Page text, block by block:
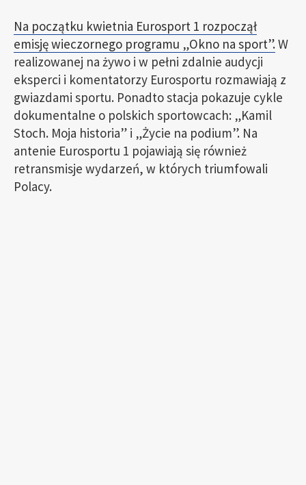
Na początku kwietnia Eurosport 1 rozpoczął
emisję wieczornego programu „Okno na sport”.W
realizowanej na żywo i w pełni zdalnie audycji
eksperci i komentatorzy Eurosportu rozmawiają z
gwiazdami sportu. Ponadto stacja pokazuje cykle
dokumentalne o polskich sportowcach: „Kamil
Stoch. Moja historia” i „Życie na podium”. Na
antenie Eurosportu 1 pojawiają się również
retransmisje wydarzeń, w których triumfowali
Polacy.